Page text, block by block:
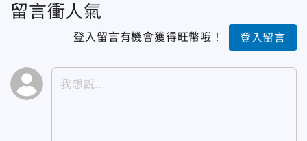
留言衝人氣
登入留言有機會獲得旺幣哦！ 登入留言